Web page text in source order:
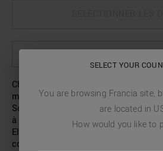
Chemise slim fit modèle « Napoli »
mélangés avec imprimé abstrait de
Son tissu au toucher doux la rend
à porter, même lors des journées
Elle présente des pinces au dos
col italien et des poignets à deux
SELECT YOUR
You are browsing Francia site,
are located in
How would you like to